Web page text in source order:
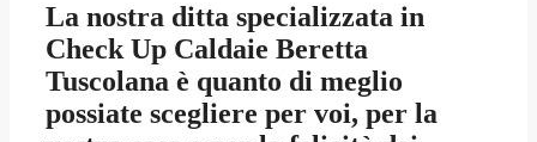
La nostra ditta specializzata in
Check Up Caldaie Beretta
Tuscolana è quanto di meglio
possiate scegliere per voi, per la